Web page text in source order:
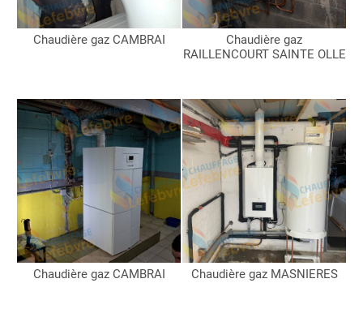
Chaudière gaz CAMBRAI
Chaudière gaz
RAILLENCOURT SAINTE OLLE
Chaudière gaz CAMBRAI Chaudière gaz MASNIERES